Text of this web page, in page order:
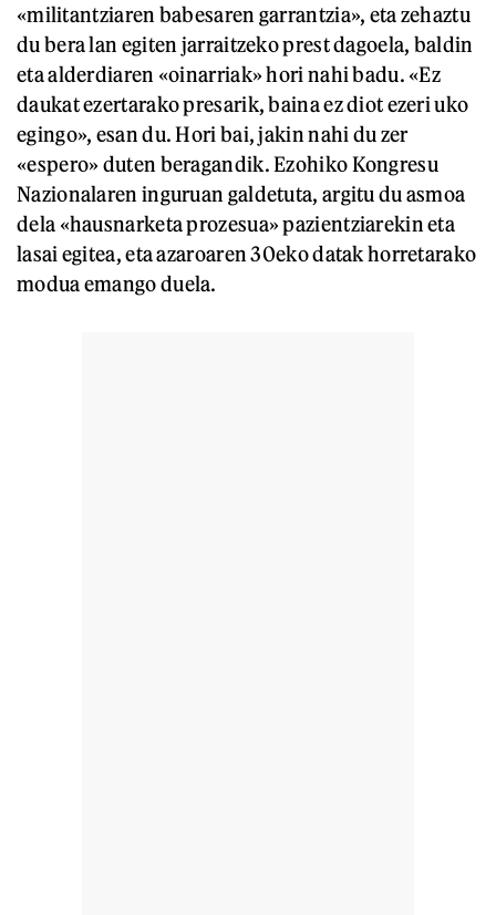
«militantziaren babesaren garrantzia», eta zehaztu
du bera lan egiten jarraitzeko prest dagoela, baldin
eta alderdiaren «oinarriak» hori nahi badu. «Ez
daukat ezertarako presarik, baina ez diot ezeri uko
egingo», esan du. Hori bai, jakin nahi du zer
«espero» duten beragandik. Ezohiko Kongresu
Nazionalaren inguruan galdetuta, argitu du asmoa
dela «hausnarketa prozesua» pazientziarekin eta
lasai egitea, eta azaroaren 30eko datak horretarako
modua emango duela.